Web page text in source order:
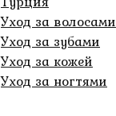
Уход за волосами
Уход за зубами
Уход за кожей
Уход за ногтями